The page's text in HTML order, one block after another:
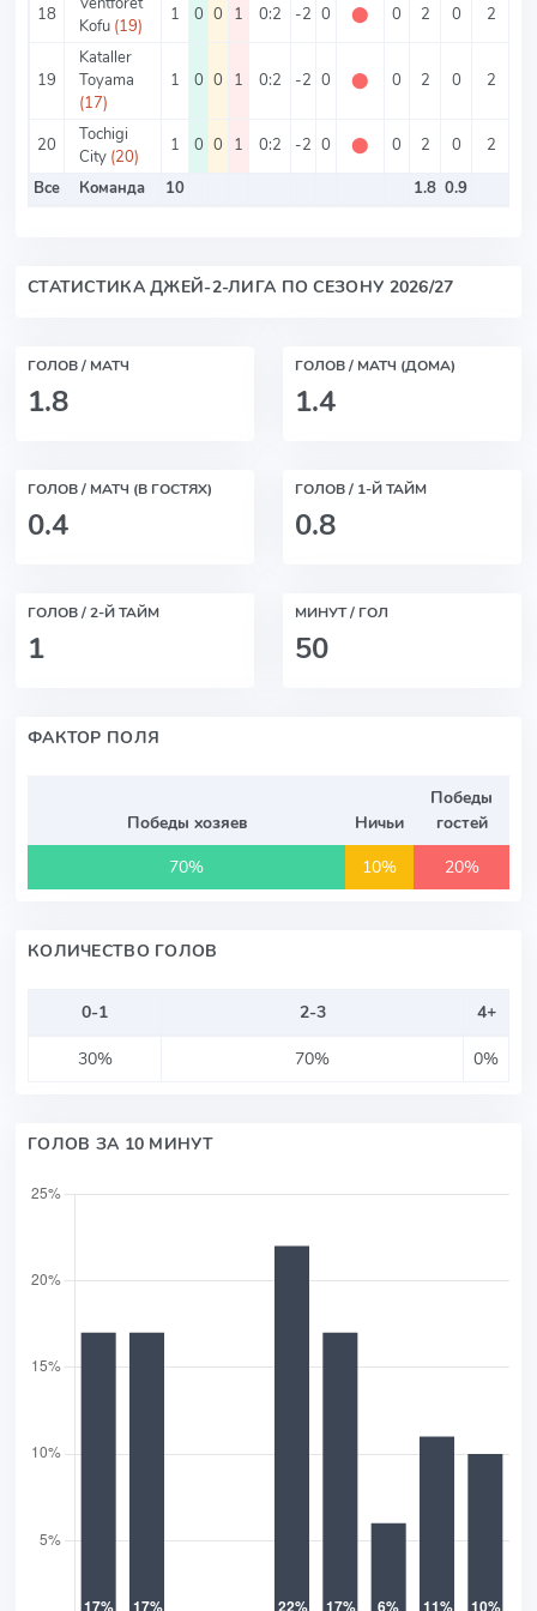
18
Kofu (19)
1 0 0 1 0:2 -2 0 ⬤ 0 2 0 2
19
Kataller
Toyama
(17)
1 0 0 1 0:2 -2 0 ⬤ 0 2 0 2
20
Tochigi
City (20)
1 0 0 1 0:2 -2 0 ⬤ 0 2 0 2
Все
Команда 10 1.8 0.9
СТАТИСТИКА ДЖЕЙ-2-ЛИГА ПО СЕЗОНУ 2026/27
ГОЛОВ / МАТЧ
1.8
ГОЛОВ / МАТЧ (ДОМА)
1.4
ГОЛОВ / МАТЧ (В ГОСТЯХ)
0.4
ГОЛОВ / 1-Й ТАЙМ
0.8
ГОЛОВ / 2-Й ТАЙМ
1
МИНУТ / ГОЛ
50
ФАКТОР ПОЛЯ
Победы хозяев Ничьи
Победы
гостей
70%
10% 20%
КОЛИЧЕСТВО ГОЛОВ
0-1 2-3
4+
30%
70% 0%
ГОЛОВ ЗА 10 МИНУТ